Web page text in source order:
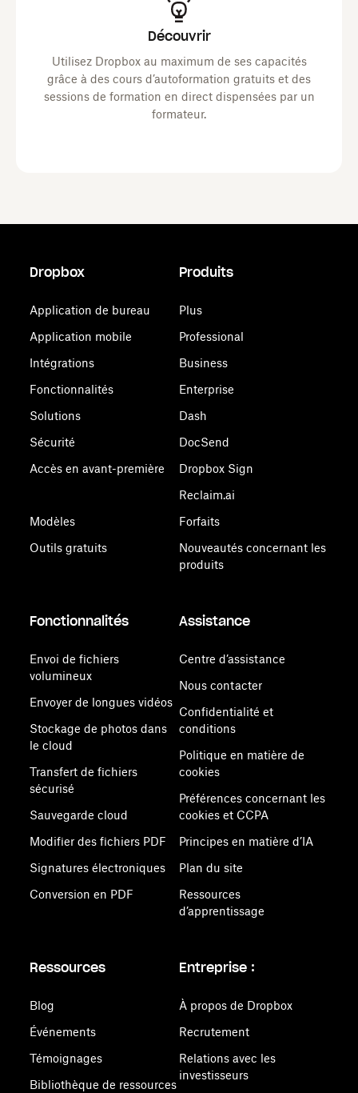
Découvrir
Utilisez Dropbox au maximum de ses capacités
grâce à des cours d’autoformation gratuits et des
sessions de formation en direct dispensées par un
formateur.
Dropbox
Application de bureau
Application mobile
Intégrations
Fonctionnalités
Solutions
Sécurité
Accès en avant-première
Modèles
Outils gratuits
Produits
Plus
Professional
Business
Enterprise
Dash
DocSend
Dropbox Sign
Reclaim.ai
Forfaits
Nouveautés concernant les
produits
Fonctionnalités
Envoi de fichiers
volumineux
Envoyer de longues vidéos
Stockage de photos dans
le cloud
Transfert de fichiers
sécurisé
Sauvegarde cloud
Modifier des fichiers PDF
Signatures électroniques
Conversion en PDF
Assistance
Centre d’assistance
Nous contacter
Confidentialité et
conditions
Politique en matière de
cookies
Préférences concernant les
cookies et CCPA
Principes en matière d’IA
Plan du site
Ressources
d’apprentissage
Ressources
Blog
Événements
Témoignages
Bibliothèque de ressources
Entreprise :
À propos de Dropbox
Recrutement
Relations avec les
investisseurs